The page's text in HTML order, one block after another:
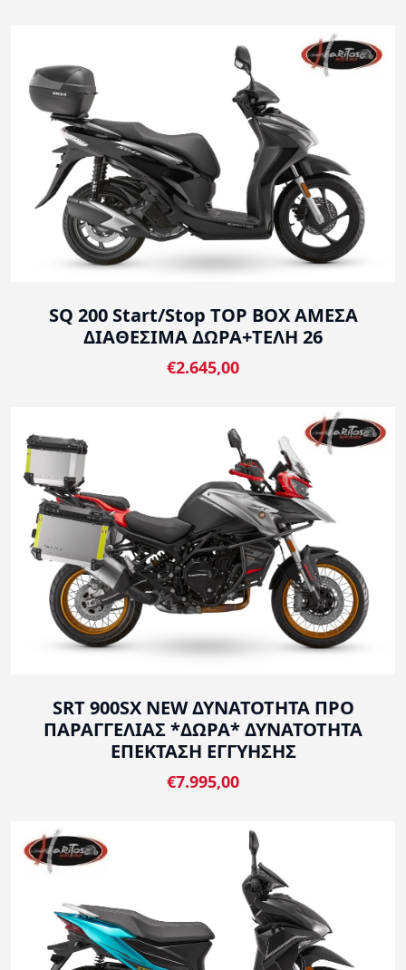
SQ 200 Start/Stop TOP BOX ΑΜΕΣΑ
ΔΙΑΘΕΣΙΜΑ ΔΩΡΑ+ΤΕΛΗ 26
€2.645,00
SRT 900SX NEW ΔΥΝΑΤΟΤΗΤΑ ΠΡΟ
ΠΑΡΑΓΓΕΛΙΑΣ *ΔΩΡΑ* ΔΥΝΑΤΟΤΗΤΑ
ΕΠΕΚΤΑΣΗ ΕΓΓΥΗΣΗΣ
€7.995,00